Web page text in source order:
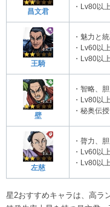
昌文君
・Lv80以
王騎
・魅力と
・Lv60以
・Lv80以
壁
・智略、
・Lv80以
・秘奥伝
左慈
・膂力、
・Lv60以
・Lv80以
星2おすすめキャラは、高ラ